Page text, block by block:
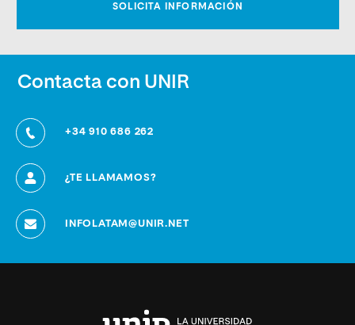
Contacta con UNIR
+34 910 686 262
¿TE LLAMAMOS?
INFOLATAM@UNIR.NET